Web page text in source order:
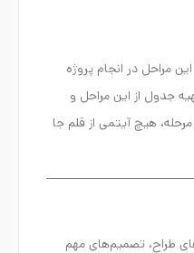
این مراحل در انجام پروژه
جدول از این مراحل و
هیچ آیتمی از قلم جا
طراح، تصمیم‌های مهم